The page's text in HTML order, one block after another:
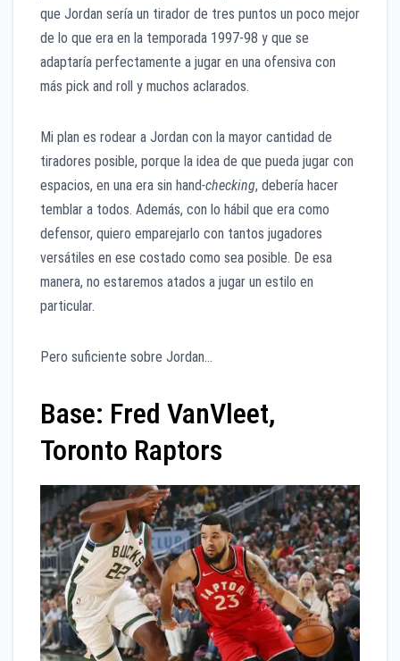
que Jordan sería un tirador de tres puntos un poco mejor
de lo que era en la temporada 1997-98 y que se
adaptaría perfectamente a jugar en una ofensiva con
más pick and roll y muchos aclarados.
Mi plan es rodear a Jordan con la mayor cantidad de
tiradores posible, porque la idea de que pueda jugar con
espacios, en una era sin hand-checking, debería hacer
temblar a todos. Además, con lo hábil que era como
defensor, quiero emparejarlo con tantos jugadores
versátiles en ese costado como sea posible. De esa
manera, no estaremos atados a jugar un estilo en
particular.
Pero suficiente sobre Jordan…
Base: Fred VanVleet,
Toronto Raptors